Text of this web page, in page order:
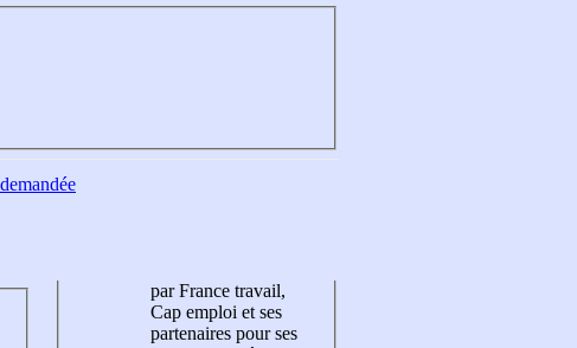
par France travail,
Cap emploi et ses
partenaires pour ses